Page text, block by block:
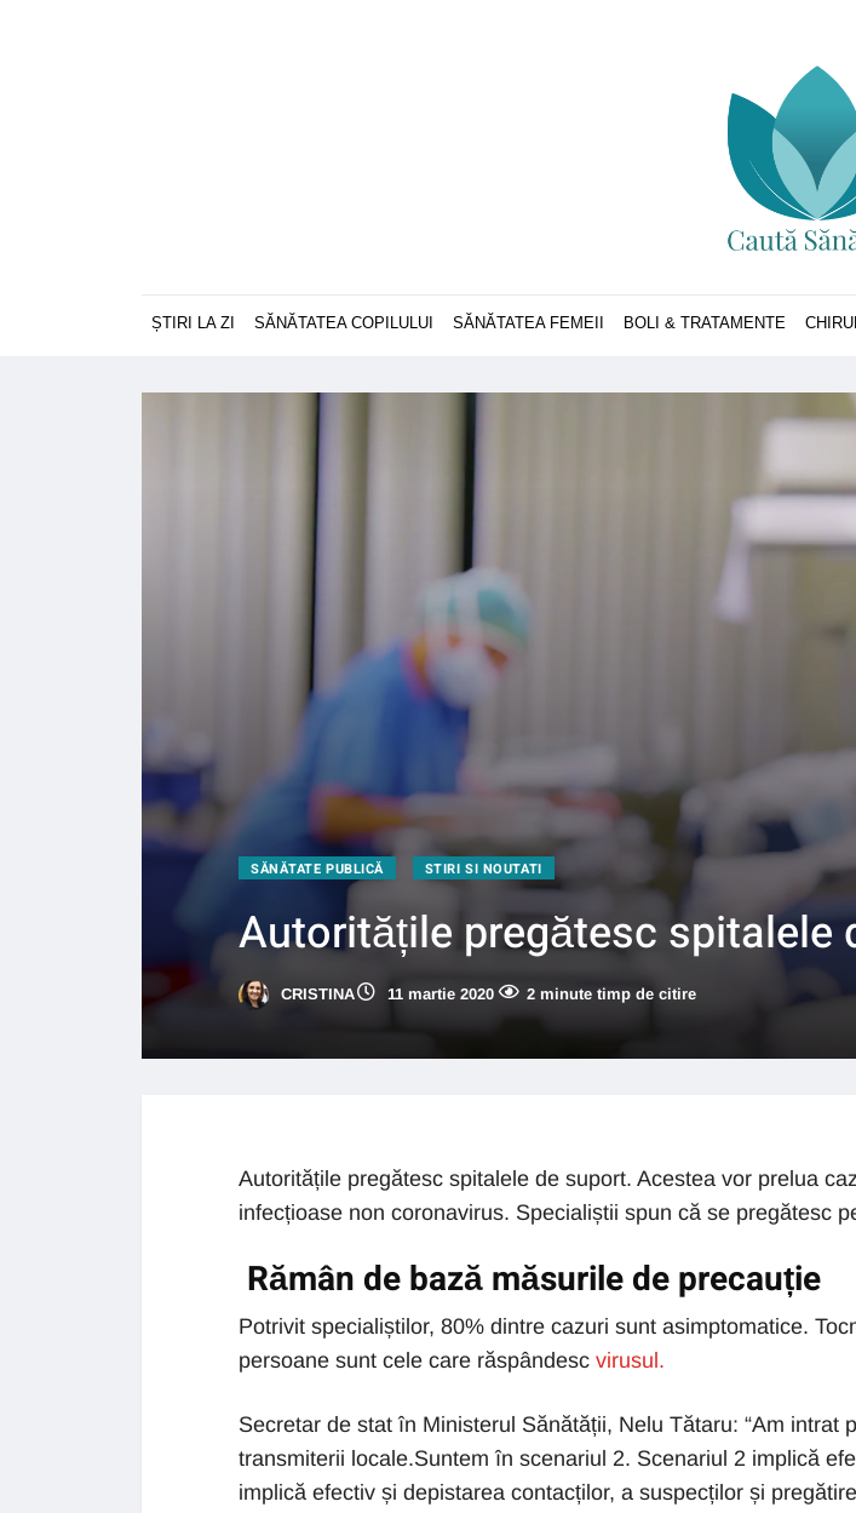
ȘTIRI LA ZI SĂNĂTATEA COPILULUI SĂNĂTATEA FEMEII BOLI & TRATAMENTE
SĂNĂTATE PUBLICĂ STIRI SI NOUTATI
Autoritățile pregătesc spitalele
CRISTINA 11 martie 2020 2 minute timp de citire
Autoritățile pregătesc spitalele de suport. Acestea vor prelua
infecțioase non coronavirus. Specialiștii spun că se pregătesc
Rămân de bază măsurile de precauție
Potrivit specialiștilor, 80% dintre cazuri sunt asimptomatice.
persoane sunt cele care răspândesc virusul.
Secretar de stat în Ministerul Sănătății, Nelu Tătaru: “Am intrat
transmiterii locale.Suntem în scenariul 2. Scenariul 2 implică
implică efectiv și depistarea contacților, a suspecților și